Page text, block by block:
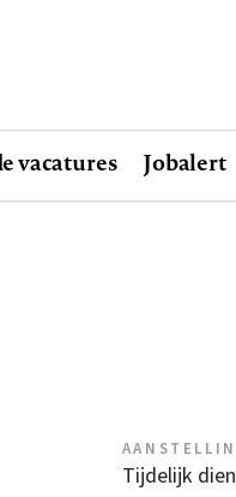
vacatures Jobalert
Tijdelijk